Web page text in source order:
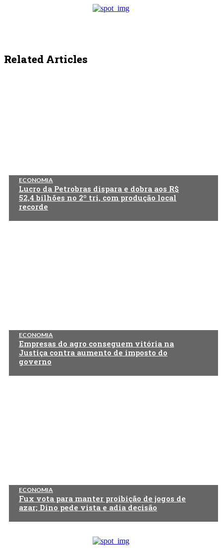
Related Articles
ECONOMIA
Lucro da Petrobras dispara e dobra aos R$
52,4 bilhões no 2º tri, com produção local
recorde
ECONOMIA
Empresas do agro conseguem vitória na
Justiça contra aumento de imposto do
governo
ECONOMIA
Fux vota para manter proibição de jogos de
azar; Dino pede vista e adia decisão